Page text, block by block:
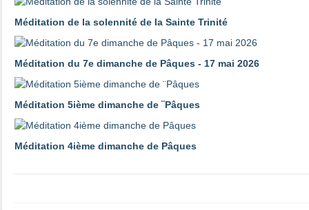
Méditation de la solennité de la Sainte Trinité
Méditation du 7e dimanche de Pâques - 17 mai 2026
Méditation 5ième dimanche de ¨Pâques
Méditation 4ième dimanche de Pâques